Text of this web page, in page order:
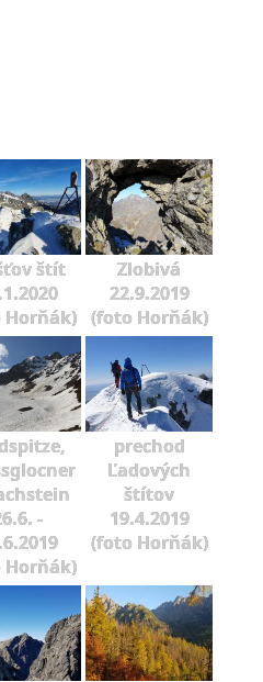
štít
Horňák)
Zlobivá
22.9.2019
(foto Horňák)
-
Horňák)
prechod
Ľadových
štítov
19.4.2019
(foto Horňák)